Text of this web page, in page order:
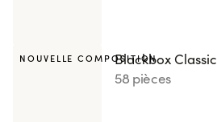
NOUVELLE COMPOSITIONBlackbox Classic
58 pièces